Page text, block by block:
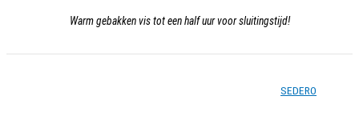
Warm gebakken vis tot een half uur voor sluitingstijd!
SEDERO